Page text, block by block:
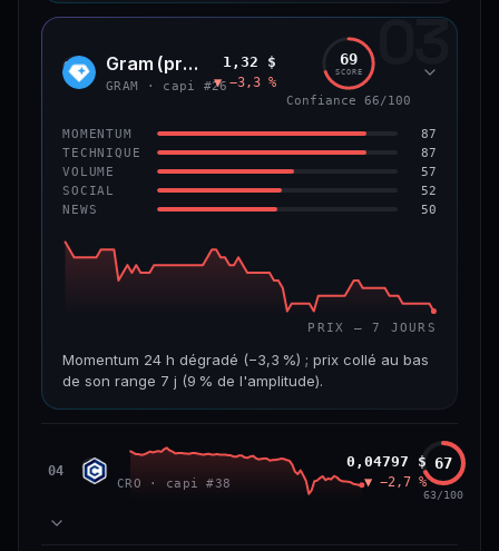
CAP. MARCHÉ VOLUME 24 H
VAR. 7 J VAR. 30 J
−42,0 %
VS ATH
−84,8 %
RANG CAPI.
#125
CONFIANCE 59/100
03
GRAM Gram (prev. Toncoin)
GRAM · capi #26
1,32 $
▼ −3,3 %
69
SCORE
Confiance 66/100
MOMENTUM 87
TECHNIQUE 87
VOLUME 57
SOCIAL 52
NEWS 50
PRIX — 7 JOURS
Momentum 24 h dégradé (−3,3 %) ; prix collé au bas
de son range 7 j (9 % de l'amplitude).
3,6 Md$
VAR. 7 J VAR. 30 J
04 CRO Cronos
CRO · capi #38
0,04797 $
▼ −2,7 %
67
63/100